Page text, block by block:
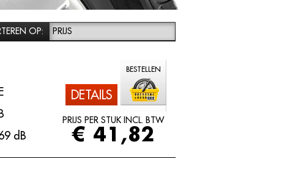
OP: PRIJS
dB
DETAILS
BESTELLEN
PRIJS PER STUK INCL. BTW
€ 41,82